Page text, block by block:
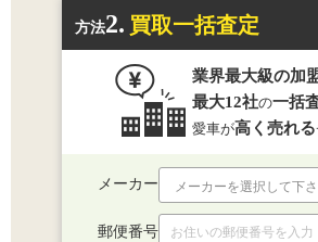
方法2. 買取一括査定
業界最大級の加
最大12社の一括
愛車が高く売れる
メーカー
郵便番号